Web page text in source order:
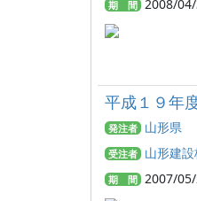
期 間 2008/
平成１９年
発注者 山形県
受注者 山形建
期 間 2007/